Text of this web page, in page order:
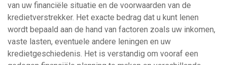
van uw financiële situatie en de voorwaarden van de
kredietverstrekker. Het exacte bedrag dat u kunt lenen
wordt bepaald aan de hand van factoren zoals uw inkomen,
vaste lasten, eventuele andere leningen en uw
kredietgeschiedenis. Het is verstandig om vooraf een